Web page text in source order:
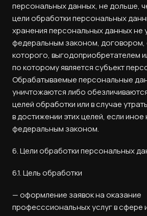
персональных данных, не дольше,
цели обработки персональных
хранения персональных данных не
федеральным законом, договором,
которого, выгодоприобретателем
по которому является субъект
Обрабатываемые персональные
уничтожаются либо
целей обработки или в случае
в достижении этих целей, если
федеральным законом.
6. Цели обработки персональных
6.1. Цель обработки
— оформление заявок на оказание
професссиональных услуг в